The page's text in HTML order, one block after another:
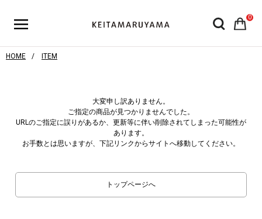
0
HOME ITEM
大変申し訳ありません。
ご指定の商品が見つかりませんでした。
URLのご指定に誤りがあるか、更新等に伴い削除されてしまった可能性が
あります。
お手数とは思いますが、下記リンクからサイトへ移動してください。
トップページへ